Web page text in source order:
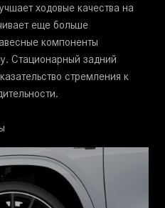
ходовые качества на
еще больше
компоненты
Стационарный задний
стремления к